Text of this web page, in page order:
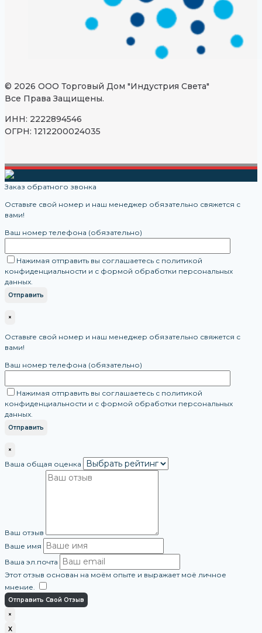
© 2026 ООО Торговый Дом "Индустрия Света"
Все Права Защищены.
ИНН: 2222894546
ОГРН: 1212200024035
Заказ обратного звонка
Оставьте свой номер и наш менеджер обязательно свяжется с
вами!
Ваш номер телефона (обязательно)
Нажимая отправить вы соглашаетесь с политикой
конфиденциальности и с формой обработки персональных
данных.
×
Оставьте свой номер и наш менеджер обязательно свяжется с
вами!
Ваш номер телефона (обязательно)
Нажимая отправить вы соглашаетесь с политикой
конфиденциальности и с формой обработки персональных
данных.
×
Ваша общая оценка
Ваш отзыв
Ваше имя
Ваша эл.почта
Этот отзыв основан на моём опыте и выражает моё личное
мнение.
Отправить Свой Отзыв
×
X